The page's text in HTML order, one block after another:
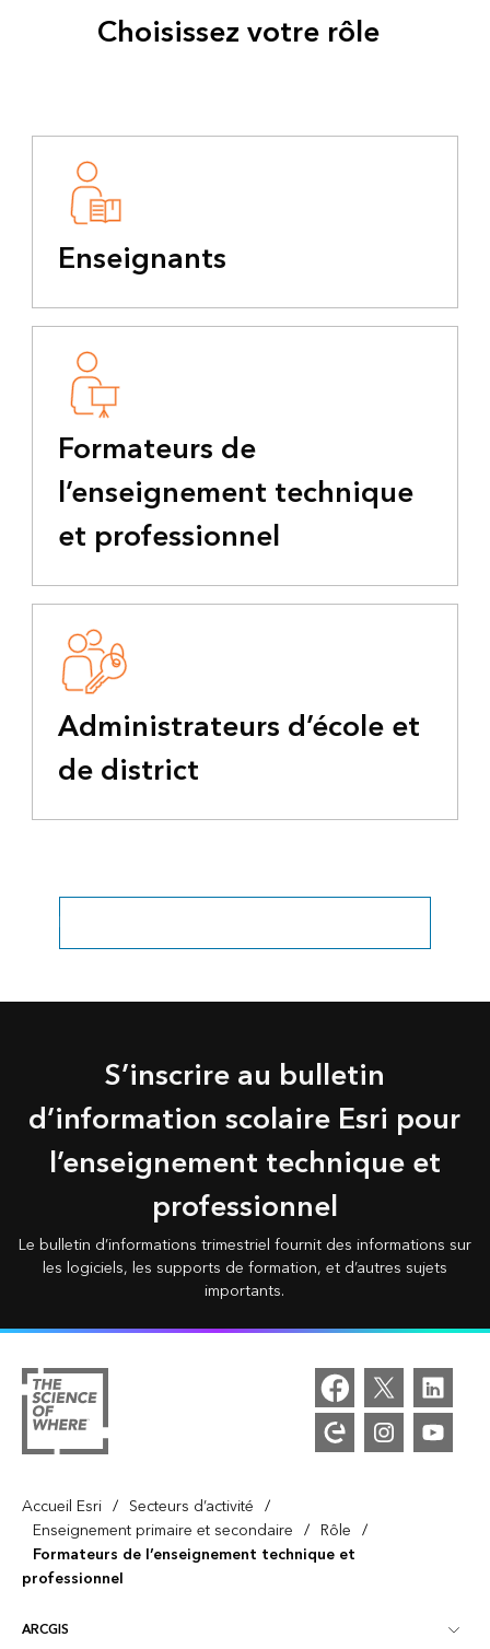
Choisissez votre rôle
Enseignants
Formateurs de
l’enseignement technique
et professionnel
Administrateurs d’école et
de district
Explorer tous les secteurs d’activité liés à l’éducation
S’inscrire au bulletin
d’information scolaire Esri pour
l’enseignement technique et
professionnel
Le bulletin d’informations trimestriel fournit des informations sur
les logiciels, les supports de formation, et d’autres sujets
importants.
Accueil Esri / Secteurs d’activité /
Enseignement primaire et secondaire / Rôle /
Formateurs de l’enseignement technique et
professionnel
ARCGIS